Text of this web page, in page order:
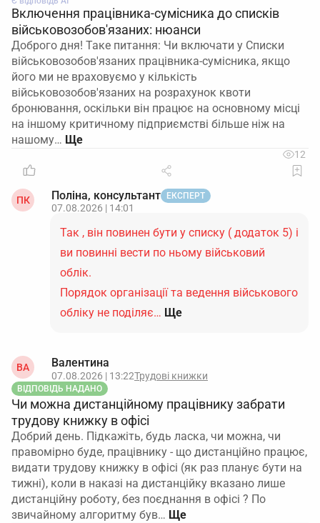
Включення працівника-сумісника до списків
військовозобов'язаних: нюанси
Доброго дня! Таке питання: Чи включати у Списки
військовозобов'язаних працівника-сумісника, якщо
його ми не враховуємо у кількість
військовозобов'язаних на розрахунок квоти
бронювання, оскільки він працює на основному місці
на іншому критичному підприємстві більше ніж на
нашому…
12
ПК Поліна, консультант ЕКСПЕРТ
07.08.2026 | 14:01
Так , він повинен бути у списку ( додаток 5) і
ви повинні вести по ньому військовий
облік.
Порядок організації та ведення військового
обліку не поділяє… Ще
ВА Валентина
07.08.2026 | 13:22Трудові книжки
ВІДПОВІДЬ НАДАНО
Чи можна дистанційному працівнику забрати
трудову книжку в офісі
Добрий день. Підкажіть, будь ласка, чи можна, чи
правомірно буде, працівнику - що дистанційно працює,
видати трудову книжку в офісі (як раз планує бути на
тижні), коли в наказі на дистанційку вказано лише
дистанційну роботу, без поєднання в офісі ? По
звичайному алгоритму був…